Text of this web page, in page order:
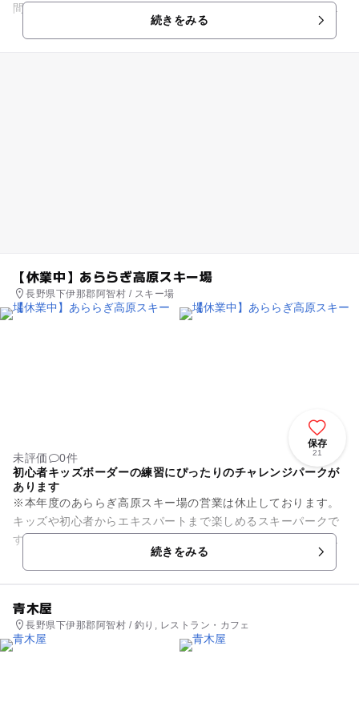
間の静かな村で、南信最大の温泉昼神温泉郷があることでも有
名です。都会では決して...続きをみる
【休業中】あららぎ高原スキー場
長野県下伊那郡阿智村 / スキー場
保存
21
未評価
0件
初心者キッズボーダーの練習にぴったりのチャレンジパークが
あります
※本年度のあららぎ高原スキー場の営業は休止しております。
キッズや初心者からエキスパートまで楽しめるスキーパークで
す。ビギナーやキッズボーダーは、まずは「くねくねウエー
続きをみる
青木屋
長野県下伊那郡阿智村 / 釣り, レストラン・カフェ